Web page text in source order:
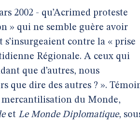
2002 - qu’Acrimed proteste
» qui ne semble guère avoir
contre la « prise
Régionale. A ceux qui
que d’autres, nous
que dire des autres ? ».
mercantilisation du Monde,
et Le Monde Diplomatique,